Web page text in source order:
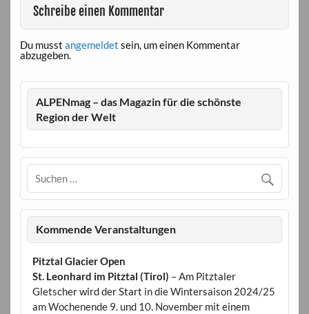
Schreibe einen Kommentar
Du musst angemeldet sein, um einen Kommentar
abzugeben.
ALPENmag – das Magazin für die schönste
Region der Welt
Kommende Veranstaltungen
Pitztal Glacier Open
St. Leonhard im Pitztal (Tirol) – Am Pitztaler
Gletscher wird der Start in die Wintersaison 2024/25
am Wochenende 9. und 10. November mit einem